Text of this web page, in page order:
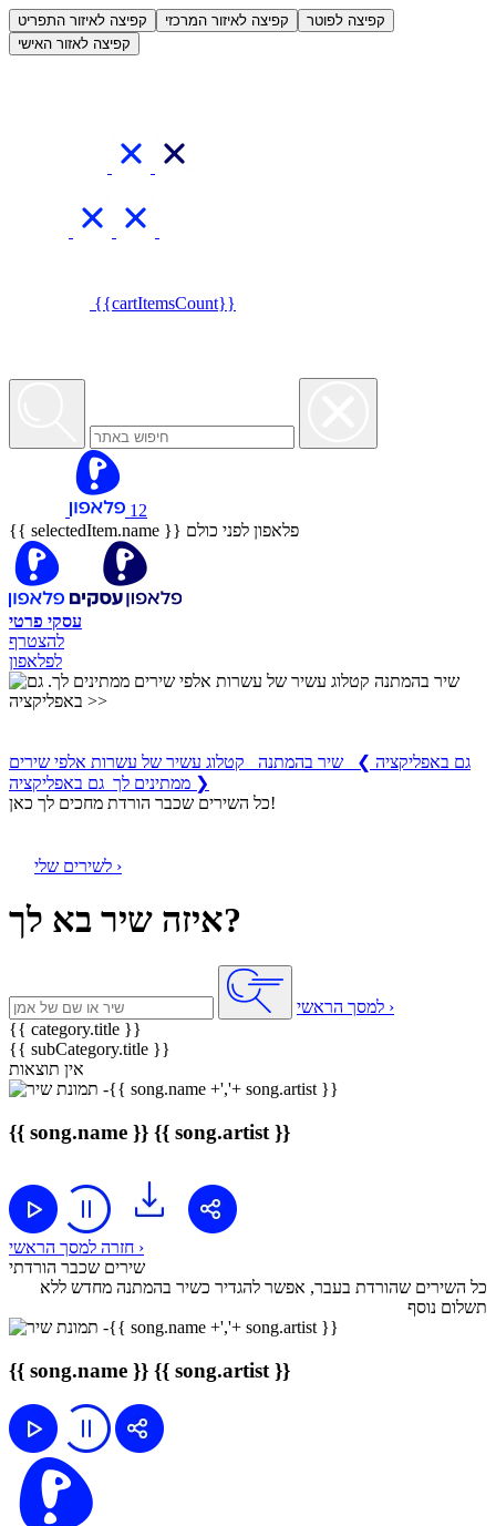
קפיצה לאיזור התפריט קפיצה לאיזור המרכזי
קפיצה לפוטר
קפיצה לאזור האישי
{{cartItemsCount}}
12
{{ selectedItem.name }} פלאפון לפני כולם
עסקי פרטי
להצטרף
לפלאפון
גם באפליקציה ❯
שיר בהמתנה קטלוג עשיר של עשרות אלפי שירים
ממתינים לך גם באפליקציה ❯
כל השירים שכבר הורדת מחכים לך כאן!
לשירים שלי ›
איזה שיר בא לך?
למסך הראשי ›
{{ category.title }}
{{ subCategory.title }}
אין תוצאות
{{ song.name }} {{ song.artist }}
חזרה למסך הראשי ›
שירים שכבר הורדתי
כל השירים שהורדת בעבר, אפשר להגדיר כשיר בהמתנה מחדש ללא
תשלום נוסף
{{ song.name }} {{ song.artist }}